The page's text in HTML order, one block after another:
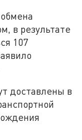
в результате
107
доставлены в